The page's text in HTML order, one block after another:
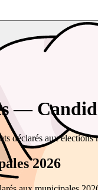
—
déclarés aux
2026